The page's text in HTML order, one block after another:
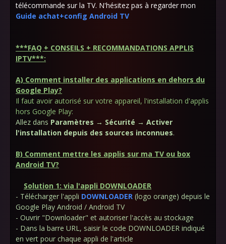
télécommande sur la TV. N'hésitez pas à regarder mon
Guide achat+config Android TV
***FAQ + CONSEILS + RECOMMANDATIONS APPLIS
IPTV***:
A) Comment installer des applications en dehors du
Google Play?
Il faut avoir autorisé sur votre appareil, l'installation d'applis
hors Google Play:
Allez dans Paramètres → Sécurité → Activer
l'installation depuis des sources inconnues.
B) Comment mettre les applis sur ma TV ou box
Android TV?
Solution 1: via l'appli DOWNLOADER
- Télécharger l'appli DOWNLOADER (logo orange) depuis le
Google Play Android / Android TV
- Ouvrir "Downloader" et autoriser l'accès au stockage
- Dans la barre URL, saisir le code DOWNLOADER indiqué
en vert pour chaque appli de l'article